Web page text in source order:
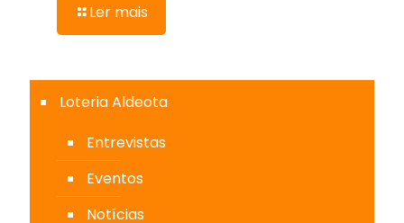
Ler mais
Loteria Aldeota
Entrevistas
Eventos
Notícias